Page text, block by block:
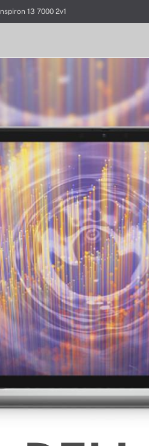
13 7000 2v1